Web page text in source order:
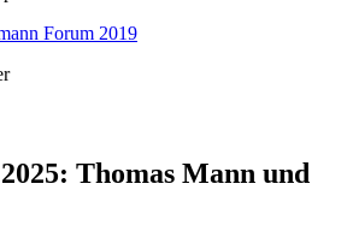
Forum 2019
Thomas Mann und